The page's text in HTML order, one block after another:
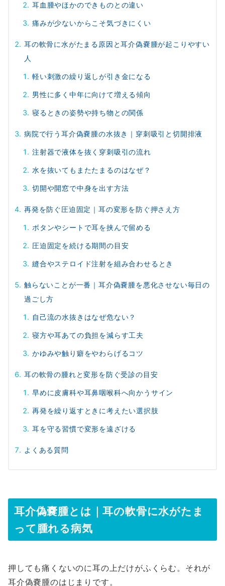
耳血腫やほかのできものとの違い
痛みが少ないからこそ気づきにくい
耳の軟骨に水がたまる原因と耳介偽嚢腫が起こりやすい
人
軽い刺激の繰り返しが引き金になる
男性に多く中年に向けて増える傾向
寝るときの姿勢や持ち物との関係
病院で行う耳介偽嚢腫の水抜き｜穿刺吸引と切開排液
注射器で液体を抜く穿刺吸引の流れ
水を抜いてもまたたまるのはなぜ？
切開や開窓で中身を出す方法
再発を防ぐ圧迫固定｜耳の変形を防ぐ押さえ方
ボタンやシートで耳を挟んで留める
圧迫固定を続ける期間の目安
縫合やステロイド注射を組み合わせるとき
触らないことが一番｜耳介偽嚢腫を悪化させない毎日の
過ごし方
自己流の水抜きはなぜ危ない？
寝方や耳あての負担を減らす工夫
かゆみや触り癖をやわらげるコツ
耳の軟骨の腫れと変形を防ぐ受診の目安
早めに皮膚科や耳鼻咽喉科へ向かうサイン
再発を繰り返すときに考えたい選択肢
耳を守る習慣で変形を遠ざける
よくある質問
耳介偽嚢腫とは｜耳の軟骨に水がたま
って腫れる病気
押しても痛くないのに耳の上だけがふくらむ。それが
耳介偽嚢腫のはじまりです。